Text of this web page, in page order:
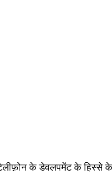
के डेवलपमेंट के हिस्से